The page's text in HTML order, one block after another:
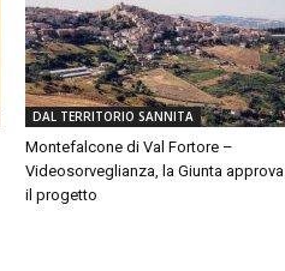
DAL TERRITORIO SANNITA
Montefalcone di Val Fortore –
Videosorveglianza, la Giunta approva
il progetto